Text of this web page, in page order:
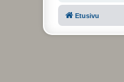
Etusivu